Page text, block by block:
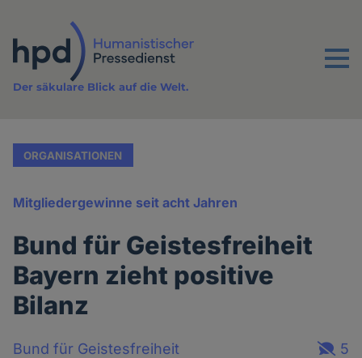
Inhalt
Menu
Der säkulare Blick auf die Welt.
ORGANISATIONEN
Mitgliedergewinne seit acht Jahren
Bund für Geistesfreiheit
Bayern zieht positive
Bilanz
Bund für Geistesfreiheit
5